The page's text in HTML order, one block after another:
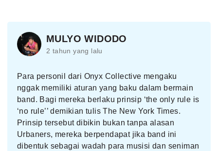
MULYO WIDODO
2 tahun yang lalu
Para personil dari Onyx Collective mengaku
nggak memiliki aturan yang baku dalam bermain
band. Bagi mereka berlaku prinsip ‘the only rule is
‘no rule’’ demikian tulis The New York Times.
Prinsip tersebut dibikin bukan tanpa alasan
Urbaners, mereka berpendapat jika band ini
dibentuk sebagai wadah para musisi dan seniman